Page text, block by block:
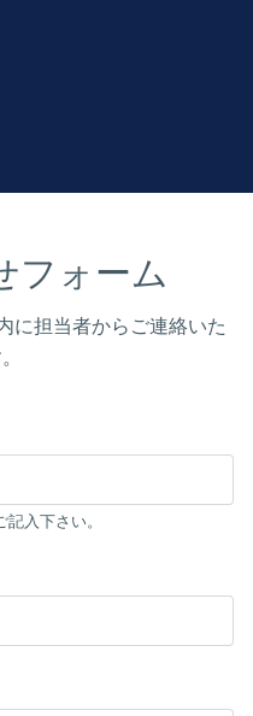
フォーム
に担当者からご連絡いた
入下さい。